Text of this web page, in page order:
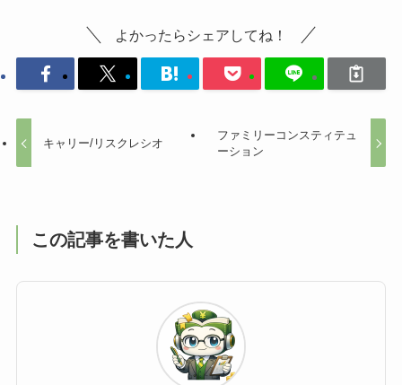
よかったらシェアしてね！
キャリー/リスクレシオ
ファミリーコンスティテュ
ーション
この記事を書いた人